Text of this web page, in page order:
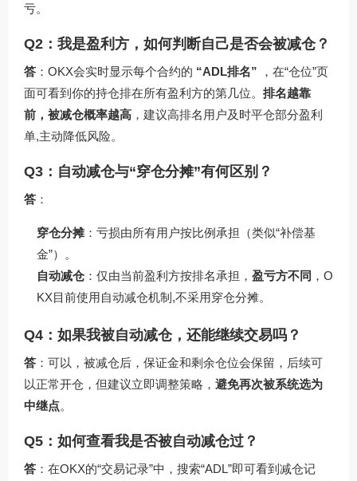
亏。
Q2：我是盈利方，如何判断自己是否会被减仓？
答 ：OKX会实时显示每个合约的 “ADL排名” ，在“仓位”页
面可看到你的持仓排在所有盈利方的第几位。 排名越靠
前，被减仓概率越高 ，建议高排名用户及时平仓部分盈利
单,主动降低风险。
Q3：自动减仓与“穿仓分摊”有何区别？
答 ：
穿仓分摊 ：亏损由所有用户按比例承担（类似“补偿基
金”）。
自动减仓 ：仅由当前盈利方按排名承担， 盈亏方不同 ，O
KX目前使用自动减仓机制,不采用穿仓分摊。
Q4：如果我被自动减仓，还能继续交易吗？
答 ：可以，被减仓后，保证金和剩余仓位会保留，后续可
以正常开仓，但建议立即调整策略， 避免再次被系统选为
中继点。
Q5：如何查看我是否被自动减仓过？
答 ：在OKX的“交易记录”中，搜索“ADL”即可看到减仓记